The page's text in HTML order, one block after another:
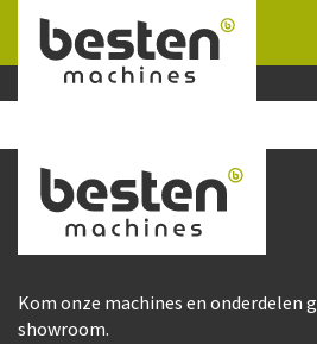
Naar hoofdinhoud
Kom onze machines en onderdelen
showroom.